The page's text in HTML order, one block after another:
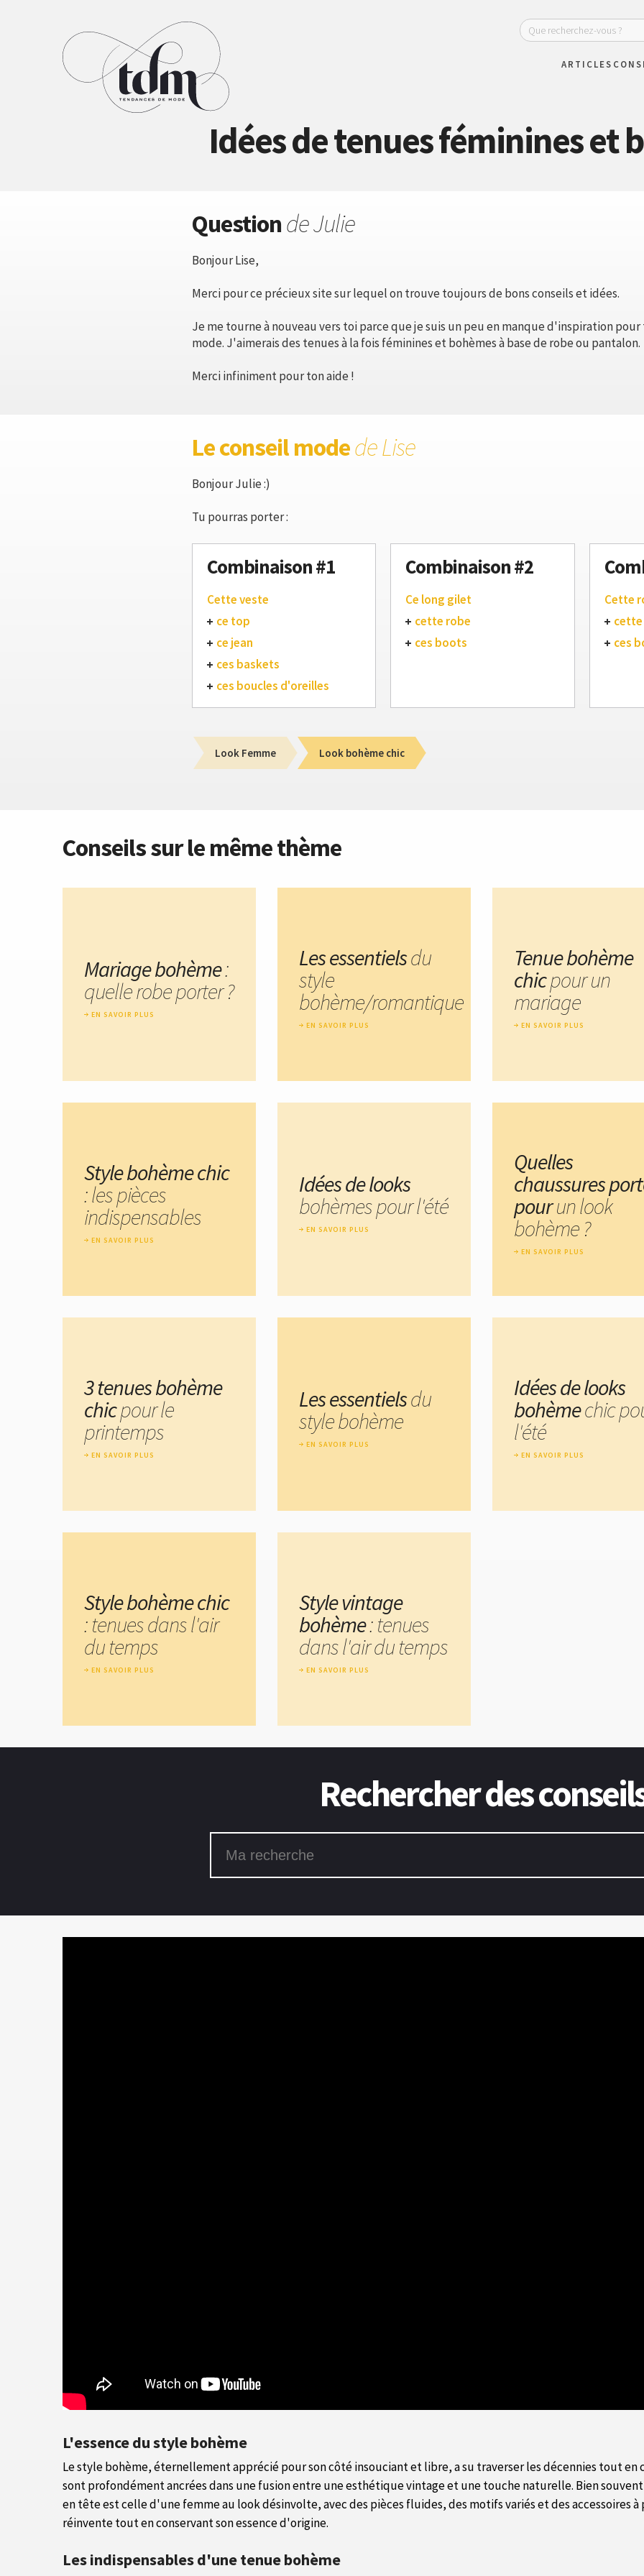
ARTICLES
Idées de tenues féminines et
Questionde Julie
Bonjour Lise,
Merci pour ce précieux site sur lequel on trouve toujours de bons conseils et idées.
Je me tourne à nouveau vers toi parce que je suis un peu en manque d'inspiration
mode. J'aimerais des tenues à la fois féminines et bohèmes à base de robe ou pantalon.
Merci infiniment pour ton aide !
Le conseil modede Lise
Bonjour Julie :)
Tu pourras porter :
Combinaison #1
Cette veste
ce top
ce jean
ces baskets
ces boucles d'oreilles
Combinaison #2
Ce long gilet
cette robe
ces boots
Cette
ces
Look Femme Look bohème chic
L'essence du style bohème
Le style bohème, éternellement apprécié pour son côté insouciant et libre, a su traverser les décennies tout en
sont profondément ancrées dans une fusion entre une esthétique vintage et une touche naturelle. Bien
en tête est celle d'une femme au look désinvolte, avec des pièces fluides, des motifs variés et des accessoires à
réinvente tout en conservant son essence d'origine.
Les indispensables d'une tenue bohème
Conseils sur le même thème
Mariage bohème:
quelle robe porter ?
EN SAVOIR PLUS
Les essentielsdu
style
bohème/romantique
EN SAVOIR PLUS
Tenue bohème
chicpour un
mariage
EN SAVOIR PLUS
Style bohème chic
: les pièces
indispensables
EN SAVOIR PLUS
Idées de looks
bohèmes pour l'été
EN SAVOIR PLUS
Quelles
chaussures
pourun look
bohème ?
EN SAVOIR PLUS
3 tenues bohème
chicpour le
printemps
EN SAVOIR PLUS
Les essentielsdu
style bohème
EN SAVOIR PLUS
Idées de looks
bohèmechic
l'été
EN SAVOIR PLUS
Style bohème chic
: tenues dans l'air
du temps
EN SAVOIR PLUS
Style vintage
bohème: tenues
dans l'air du temps
EN SAVOIR PLUS
Rechercher des